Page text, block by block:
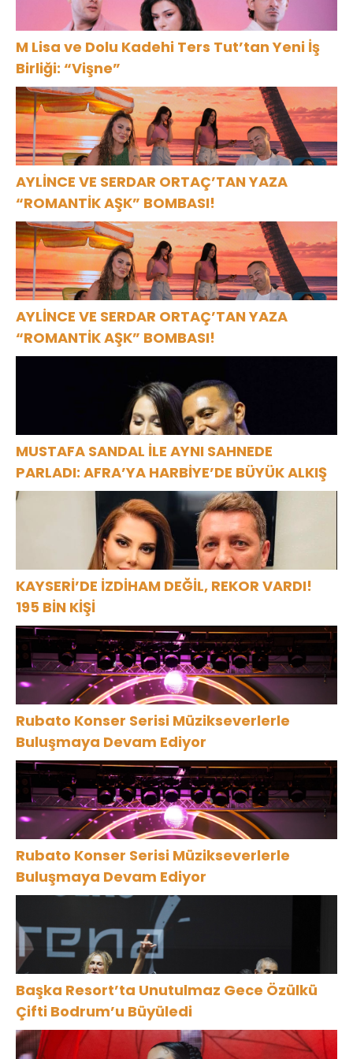
M Lisa ve Dolu Kadehi Ters Tut’tan Yeni İş
Birliği: “Vişne”
AYLİNCE VE SERDAR ORTAÇ’TAN YAZA
“ROMANTİK AŞK” BOMBASI!
AYLİNCE VE SERDAR ORTAÇ’TAN YAZA
“ROMANTİK AŞK” BOMBASI!
MUSTAFA SANDAL İLE AYNI SAHNEDE
PARLADI: AFRA’YA HARBİYE’DE BÜYÜK ALKIŞ
KAYSERİ’DE İZDİHAM DEĞİL, REKOR VARDI!
195 BİN KİŞİ
Rubato Konser Serisi Müzikseverlerle
Buluşmaya Devam Ediyor
Rubato Konser Serisi Müzikseverlerle
Buluşmaya Devam Ediyor
Başka Resort’ta Unutulmaz Gece Özülkü
Çifti Bodrum’u Büyüledi